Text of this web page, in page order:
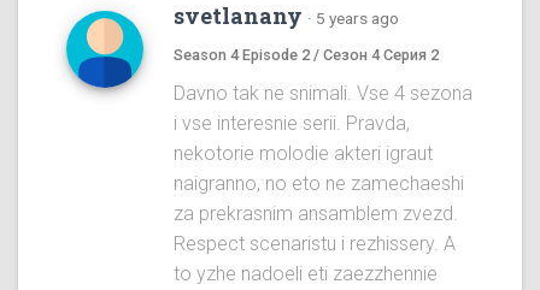
svetlanany · 5 years ago
Season 4 Episode 2 / Сезон 4 Серия 2
Davno tak ne snimali. Vse 4 sezona
i vse interesnie serii. Pravda,
nekotorie molodie akteri igraut
naigranno, no eto ne zamechaeshi
za prekrasnim ansamblem zvezd.
Respect scenaristu i rezhissery. A
to yzhe nadoeli eti zaezzhennie